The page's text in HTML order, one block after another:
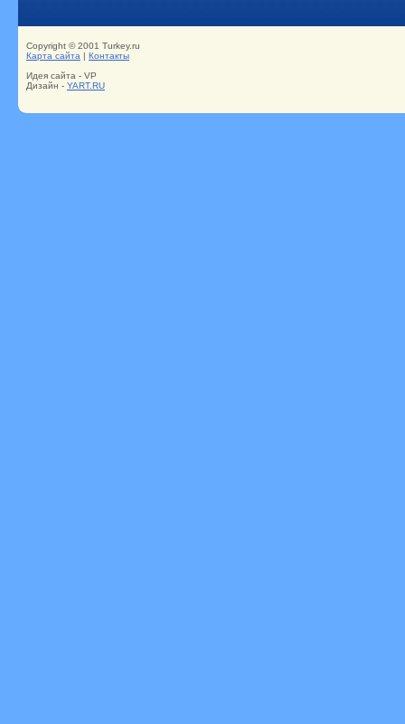
Copyright © 2001 Turkey.ru
Карта сайта | Контакты
Идея сайта - VP
Дизайн - YART.RU